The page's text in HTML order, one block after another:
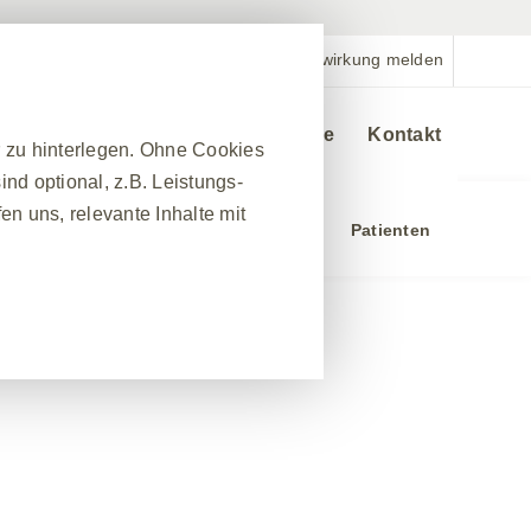
Nebenwirkung melden
Bestellservice Kontakt
Patienten
hinterlegen. Ohne Cookies
optional, z.B. Leistungs-
uns, relevante Inhalte mit
Website-Besuchs zu